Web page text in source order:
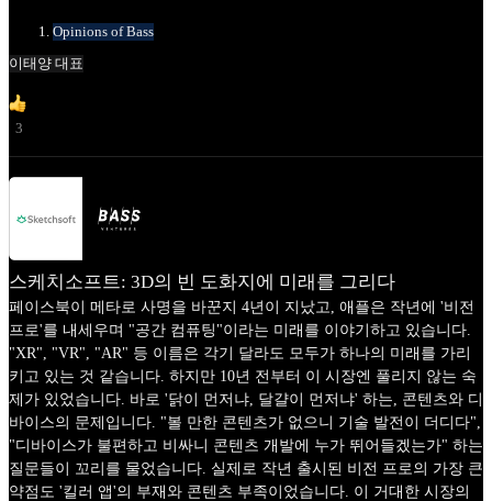
Opinions of Bass
이태양 대표
3
스케치소프트: 3D의 빈 도화지에 미래를 그리다
페이스북이 메타로 사명을 바꾼지 4년이 지났고, 애플은 작년에 '비전
프로'를 내세우며 "공간 컴퓨팅"이라는 미래를 이야기하고 있습니다.
"XR", "VR", "AR" 등 이름은 각기 달라도 모두가 하나의 미래를 가리
키고 있는 것 같습니다. 하지만 10년 전부터 이 시장엔 풀리지 않는 숙
제가 있었습니다. 바로 '닭이 먼저냐, 달걀이 먼저냐' 하는, 콘텐츠와 디
바이스의 문제입니다. "볼 만한 콘텐츠가 없으니 기술 발전이 더디다",
"디바이스가 불편하고 비싸니 콘텐츠 개발에 누가 뛰어들겠는가" 하는
질문들이 꼬리를 물었습니다. 실제로 작년 출시된 비전 프로의 가장 큰
약점도 '킬러 앱'의 부재와 콘텐츠 부족이었습니다. 이 거대한 시장의